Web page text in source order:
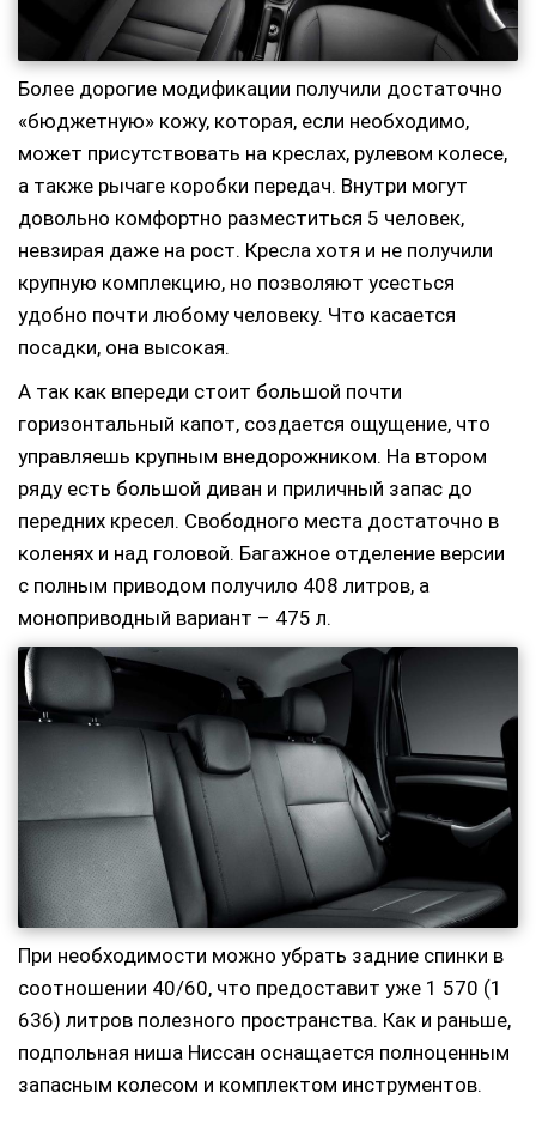
Более дорогие модификации получили достаточно
«бюджетную» кожу, которая, если необходимо,
может присутствовать на креслах, рулевом колесе,
а также рычаге коробки передач. Внутри могут
довольно комфортно разместиться 5 человек,
невзирая даже на рост. Кресла хотя и не получили
крупную комплекцию, но позволяют усесться
удобно почти любому человеку. Что касается
посадки, она высокая.
А так как впереди стоит большой почти
горизонтальный капот, создается ощущение, что
управляешь крупным внедорожником. На втором
ряду есть большой диван и приличный запас до
передних кресел. Свободного места достаточно в
коленях и над головой. Багажное отделение версии
с полным приводом получило 408 литров, а
моноприводный вариант – 475 л.
При необходимости можно убрать задние спинки в
соотношении 40/60, что предоставит уже 1 570 (1
636) литров полезного пространства. Как и раньше,
подпольная ниша Ниссан оснащается полноценным
запасным колесом и комплектом инструментов.